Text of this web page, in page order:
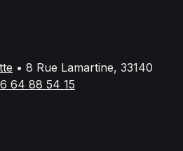
• 8 Rue Lamartine, 33140
64 88 54 15